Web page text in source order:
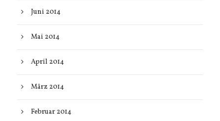
Juni 2014
Mai 2014
April 2014
März 2014
Februar 2014